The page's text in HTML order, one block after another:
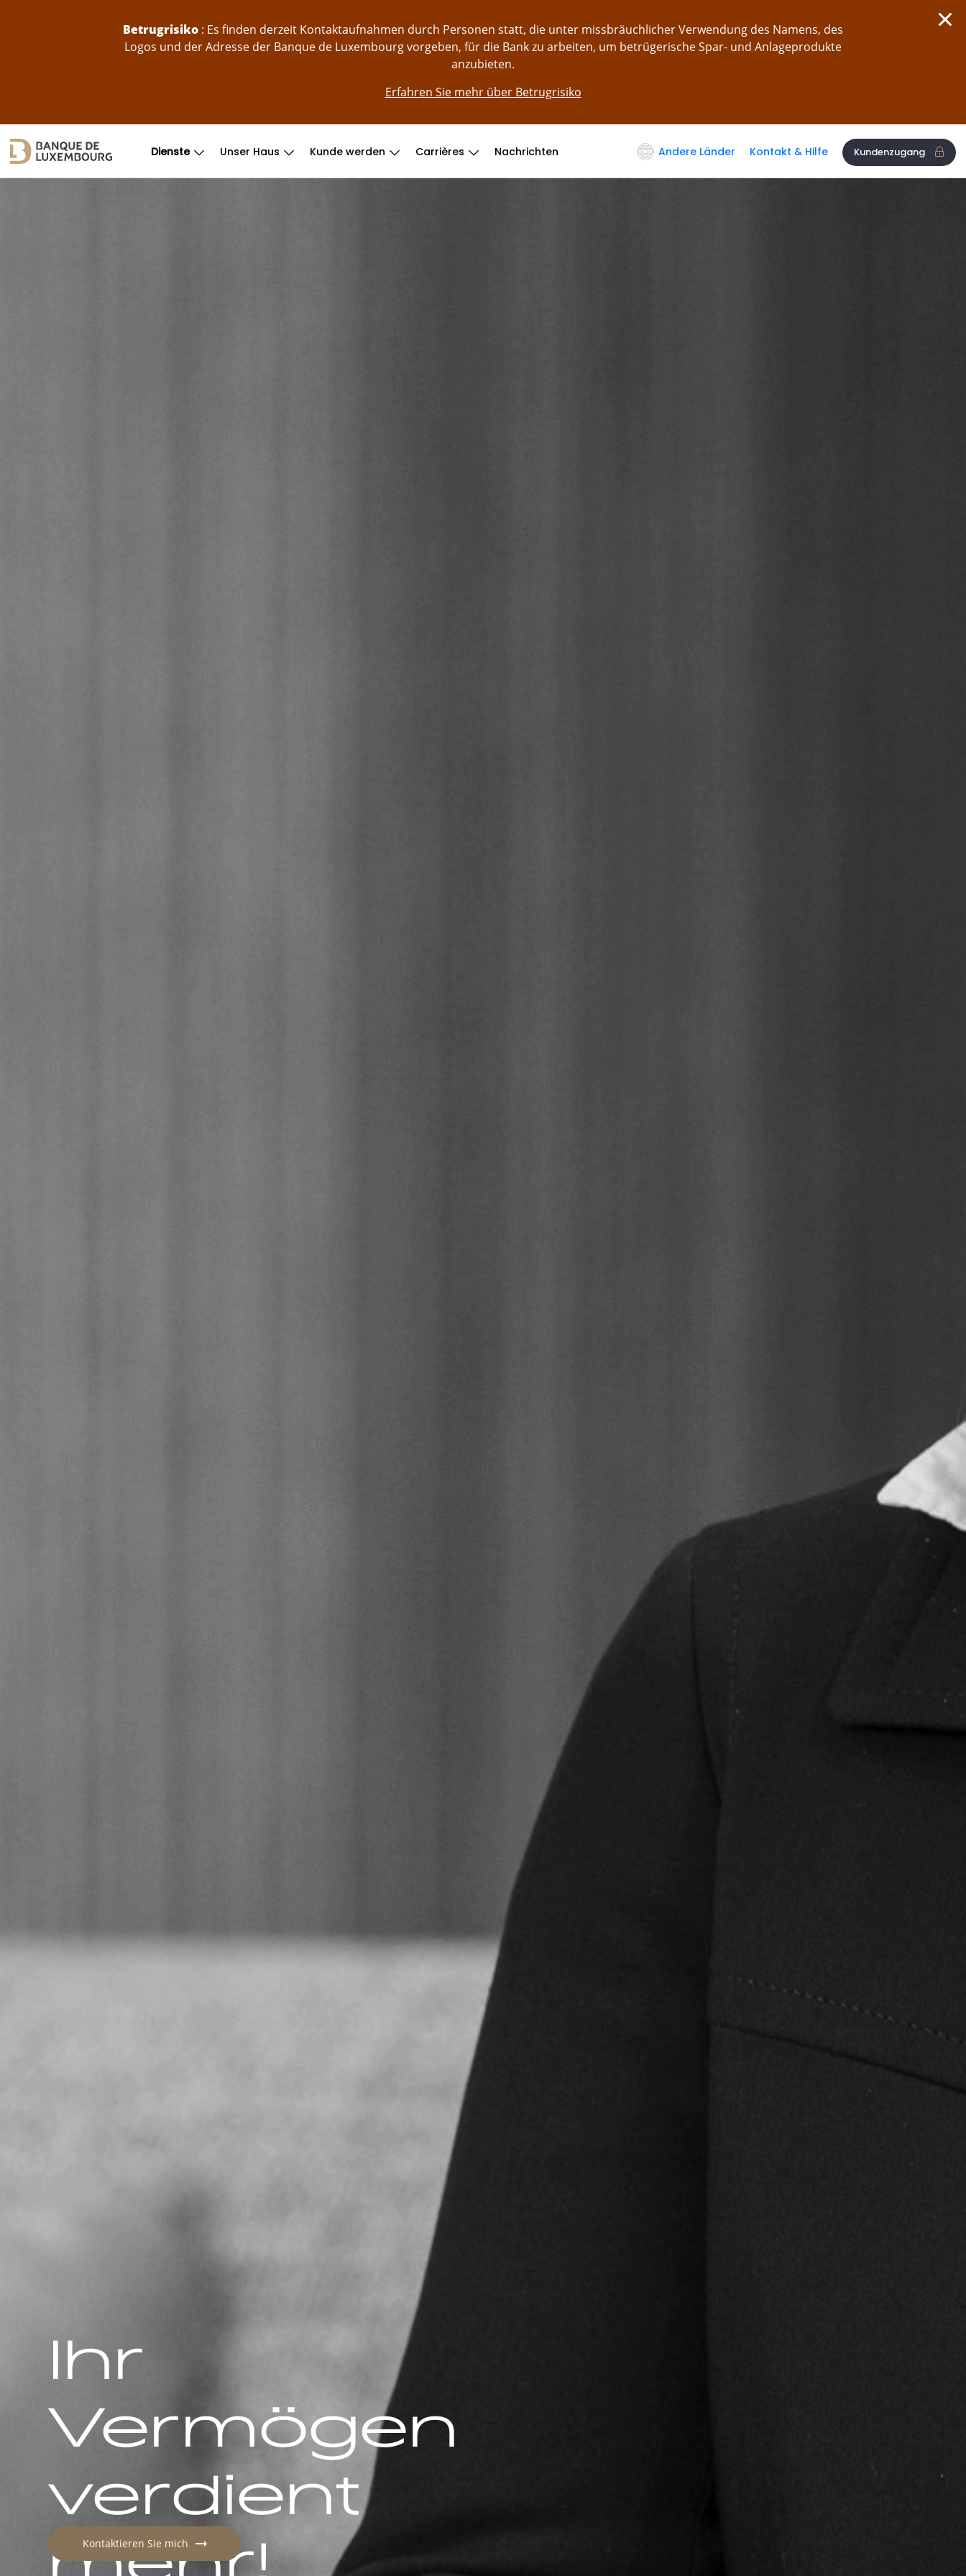
Betrugrisiko : Es finden derzeit Kontaktaufnahmen durch Personen statt, die unter missbräuchlicher Verwendung des Namens, des
Logos und der Adresse der Banque de Luxembourg vorgeben, für die Bank zu arbeiten, um betrügerische Spar- und Anlageprodukte
anzubieten.
Erfahren Sie mehr über Betrugrisiko
Dienste Unser Haus Kunde werden Carrières Nachrichten Andere Länder Kontakt & Hilfe Kundenzugang
Ihr
Vermögen
verdient
Kontaktieren Sie mich